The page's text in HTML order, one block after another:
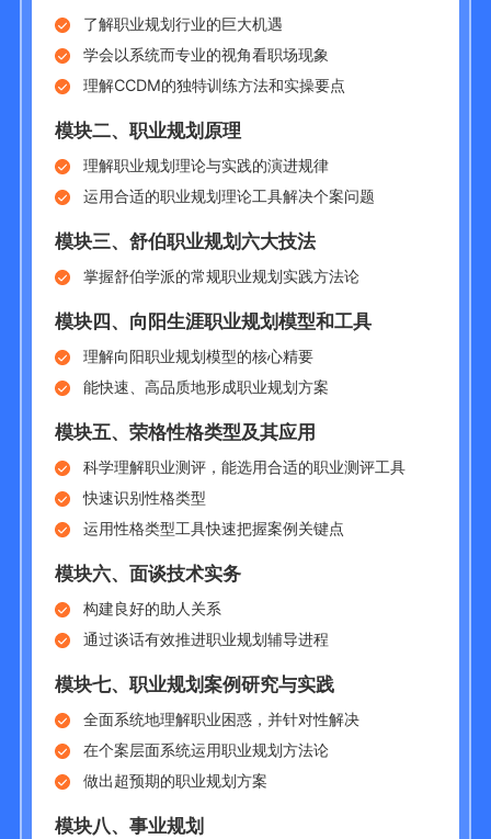
了解职业规划行业的巨大机遇
学会以系统而专业的视角看职场现象
理解CCDM的独特训练方法和实操要点
模块二、 职业规划原理
理解职业规划理论与实践的演进规律
运用合适的职业规划理论工具解决个案问题
模块三、 舒伯职业规划六大技法
掌握舒伯学派的常规职业规划实践方法论
模块四、 向阳生涯职业规划模型和工具
理解向阳职业规划模型的核心精要
能快速、高品质地形成职业规划方案
模块五、 荣格性格类型及其应用
科学理解职业测评，能选用合适的职业测评工具
快速识别性格类型
运用性格类型工具快速把握案例关键点
模块六、 面谈技术实务
构建良好的助人关系
通过谈话有效推进职业规划辅导进程
模块七、 职业规划案例研究与实践
全面系统地理解职业困惑，并针对性解决
在个案层面系统运用职业规划方法论
做出超预期的职业规划方案
模块八、 事业规划